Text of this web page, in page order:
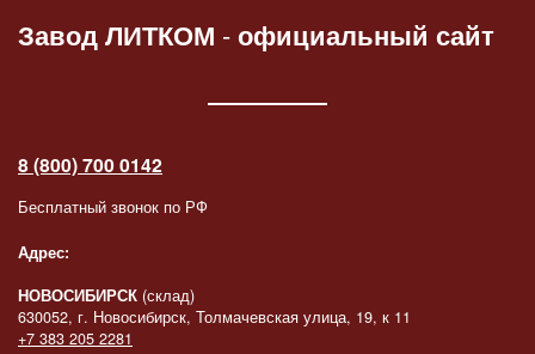
Завод ЛИТКОМ -официальный сайт
8 (800) 700 0142
Бесплатный звонок по РФ
Адрес:
НОВОСИБИРСК (склад)
630052, г. Новосибирск, Толмачевская улица, 19, к 11
+7 383 205 2281